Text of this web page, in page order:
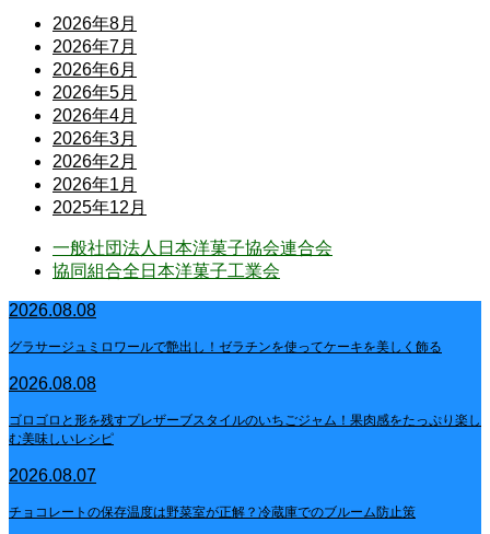
2026年8月
2026年7月
2026年6月
2026年5月
2026年4月
2026年3月
2026年2月
2026年1月
2025年12月
一般社団法人日本洋菓子協会連合会
協同組合全日本洋菓子工業会
2026.08.08
グラサージュミロワールで艶出し！ゼラチンを使ってケーキを美しく飾る
2026.08.08
ゴロゴロと形を残すプレザーブスタイルのいちごジャム！果肉感をたっぷり楽し
む美味しいレシピ
2026.08.07
チョコレートの保存温度は野菜室が正解？冷蔵庫でのブルーム防止策